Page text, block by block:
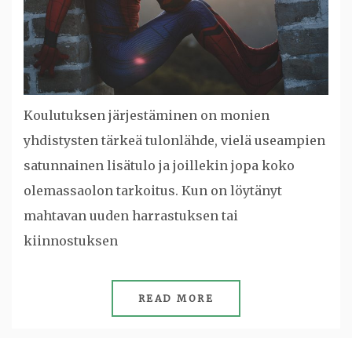
Koulutuksen järjestäminen on monien
yhdistysten tärkeä tulonlähde, vielä useampien
satunnainen lisätulo ja joillekin jopa koko
olemassaolon tarkoitus. Kun on löytänyt
mahtavan uuden harrastuksen tai
kiinnostuksen
READ MORE